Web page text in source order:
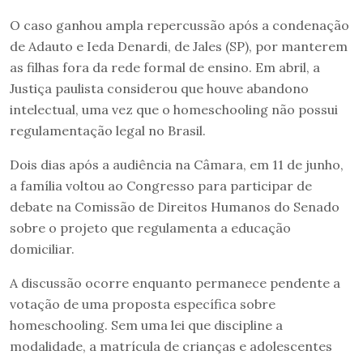
O caso ganhou ampla repercussão após a condenação
de Adauto e Ieda Denardi, de Jales (SP), por manterem
as filhas fora da rede formal de ensino. Em abril, a
Justiça paulista considerou que houve abandono
intelectual, uma vez que o homeschooling não possui
regulamentação legal no Brasil.
Dois dias após a audiência na Câmara, em 11 de junho,
a família voltou ao Congresso para participar de
debate na Comissão de Direitos Humanos do Senado
sobre o projeto que regulamenta a educação
domiciliar.
A discussão ocorre enquanto permanece pendente a
votação de uma proposta específica sobre
homeschooling. Sem uma lei que discipline a
modalidade, a matrícula de crianças e adolescentes